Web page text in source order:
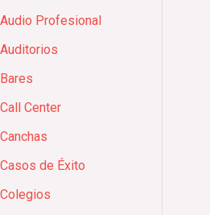
Audio Profesional
Auditorios
Bares
Call Center
Canchas
Casos de Éxito
Colegios